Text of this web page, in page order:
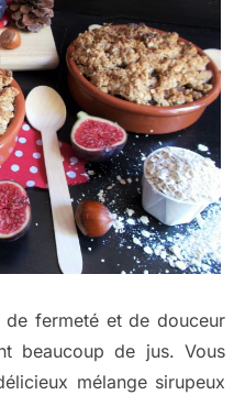
fermeté et de douceur
beaucoup de jus. Vous
mélange sirupeux